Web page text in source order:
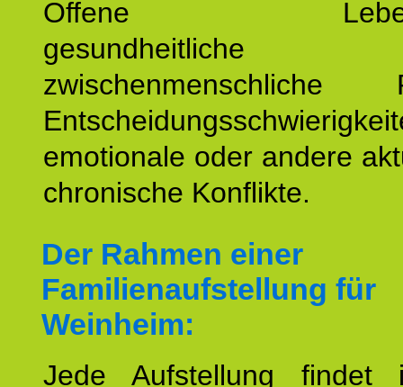
Offene
zwischenmenschliche
emotionale oder andere
chronische Konflikte.
Der Rahmen einer
Familienaufstellung für
Weinheim:
Jede Aufstellung findet